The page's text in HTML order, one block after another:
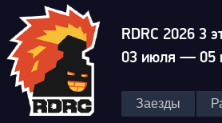
RDRC 2026 3
03 июля — 05
Заезды